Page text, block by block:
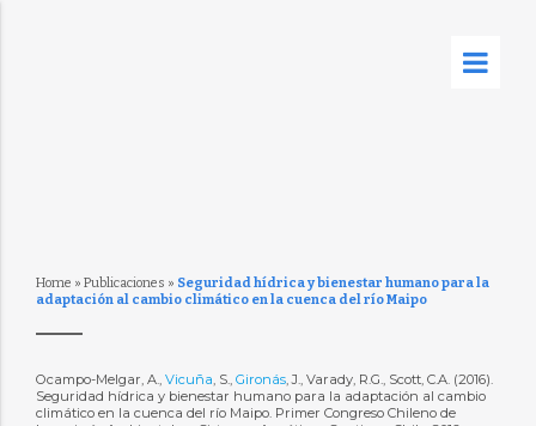
Home » Publicaciones » Seguridad hídrica y bienestar humano para la
adaptación al cambio climático en la cuenca del río Maipo
Ocampo-Melgar, A., Vicuña, S., Gironás, J., Varady, R.G., Scott, C.A. (2016).
Seguridad hídrica y bienestar humano para la adaptación al cambio
climático en la cuenca del río Maipo. Primer Congreso Chileno de